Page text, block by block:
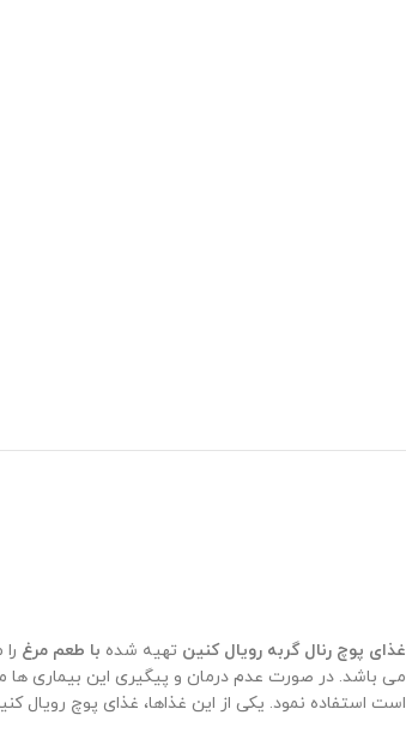
غذای پوچ رنال گربه رویال کنین تهیه شده با طعم مرغ
می باشد. در صورت عدم درمان و پیگیری این بیماری
است استفاده نمود. یکی از این غذاها، غذای پوچ رویال